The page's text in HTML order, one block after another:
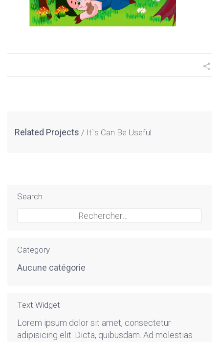
Related Projects It`s Can Be Useful
Search
Category
Aucune catégorie
Text Widget
Lorem ipsum dolor sit amet, consectetur
adipisicing elit. Dicta, quibusdam. Ad molestias